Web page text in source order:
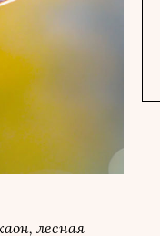
лесная